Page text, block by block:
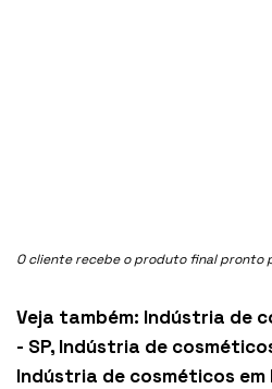
O cliente recebe o produto final pronto
Veja também: Indústria de
- SP, Indústria de
Indústria de cosméticos em